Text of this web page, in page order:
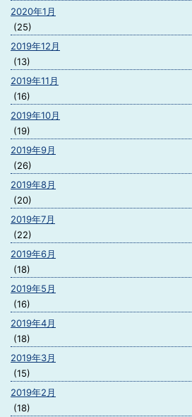
2020年1月
(25)
2019年12月
(13)
2019年11月
(16)
2019年10月
(19)
2019年9月
(26)
2019年8月
(20)
2019年7月
(22)
2019年6月
(18)
2019年5月
(16)
2019年4月
(18)
2019年3月
(15)
2019年2月
(18)